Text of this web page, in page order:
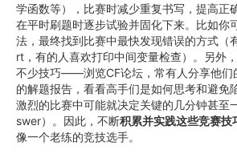
学函数等），比赛时减少重复书写，提高正
在平时刷题时逐步试验并固化下来。比如你
法，最终找到比赛中最快发现错误的方式（
rt，有的人喜欢打印中间变量检查）。另外
不少技巧——浏览CF论坛，常有人分享他们
的解题报告，看看高手们是如何思考和避免
激烈的比赛中可能就决定关键的几分钟甚至
swer）。因此，不断积累并实践这些竞赛技
像一个老练的竞技选手。